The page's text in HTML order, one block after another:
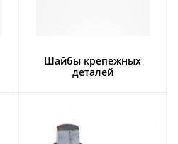
Шайбы крепежных
деталей